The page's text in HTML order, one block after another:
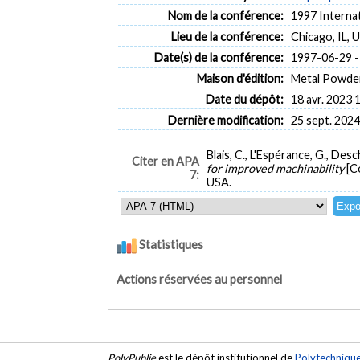
Nom de la conférence: 1997
Lieu de la conférence: Chicago, IL,
Date(s) de la conférence: 1997-06-29
Maison d'édition: Metal
Date du dépôt: 18 avr. 2023
Dernière modification: 25 sept.
Citer en APA
7:
Blais, C., L'Espérance, G.,
for improved machinability
USA.
Statistiques
Actions réservées au personnel